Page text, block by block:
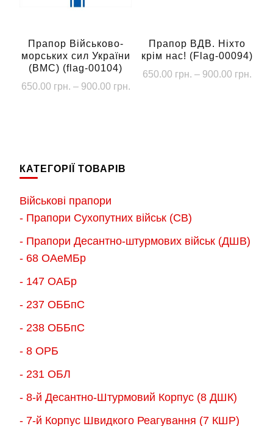
товару
сторінці
товару
Прапор Військово-
морських сил України
(ВМС) (flag-00104)
650.00 грн. – 900.00 грн.Діапазон
варіантів.
можна
вибрати
на
сторінці
товару
Прапор ВДВ. Ніхто
крім нас! (Flag-00094)
650.00 грн. – 900.00 грн.
сторінці
КАТЕГОРІЇ ТОВАРІВ
Військові прапори
- Прапори Сухопутних військ (СВ)
- Прапори Десантно-штурмових військ (ДШВ)
- 68 ОАеМБр
- 147 ОАБр
- 237 ОББпС
- 238 ОББпС
- 8 ОРБ
- 231 ОБЛ
- 8-й Десантно-Штурмовий Корпус (8 ДШК)
- 7-й Корпус Швидкого Реагування (7 КШР)